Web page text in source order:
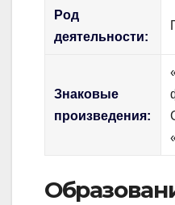
Род
деятельности:
Знаковые
произведения: